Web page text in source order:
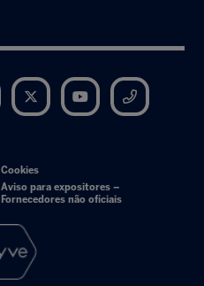
Facebook Twitter YouTube
Cookies
Aviso para expositores –
Fornecedores não oficiais